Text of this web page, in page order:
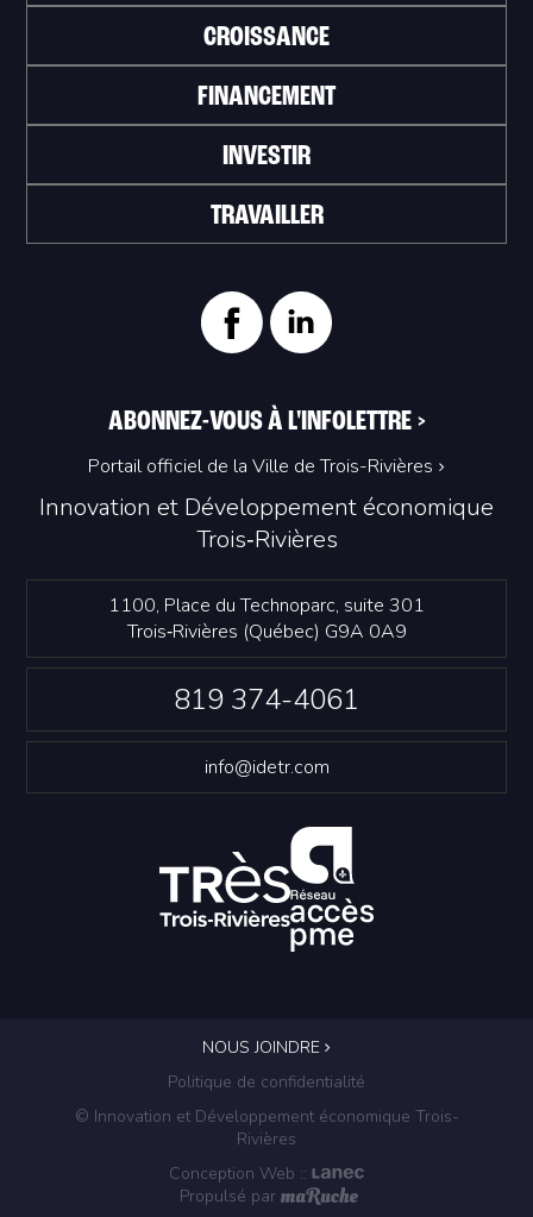
Innovation et Développement économique
Trois‑Rivières
1100, Place du Technoparc, suite 301
Trois‑Rivières (Québec) G9A 0A9
819 374-4061
info@idetr.com
CROISSANCE
FINANCEMENT
INVESTIR
TRAVAILLER
ABONNEZ-VOUS À L'INFOLETTRE >
Portail officiel de la Ville de Trois-Rivières
NOUS JOINDRE
Politique de confidentialité
© Innovation et Développement économique Trois-
Rivières
Conception Web ::
Propulsé par